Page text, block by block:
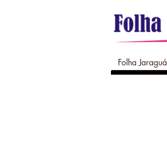
Folha Jaraguá